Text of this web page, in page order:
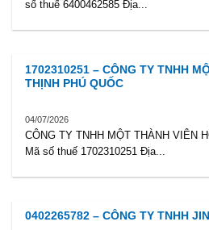
số thuế 6400462585 Địa...
1702310251 – CÔNG TY TNHH
THỊNH PHÚ QUỐC
04/07/2026
CÔNG TY TNHH MỘT THÀNH VIÊN
Mã số thuế 1702310251 Địa...
0402265782 – CÔNG TY TNHH